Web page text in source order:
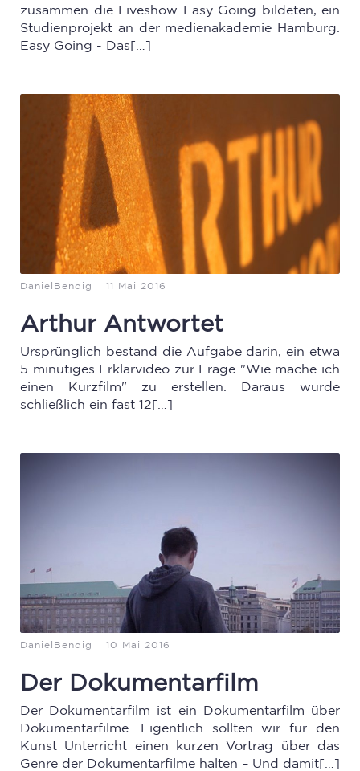
zusammen die Liveshow Easy Going bildeten, ein
Studienprojekt an der medienakademie Hamburg.
Easy Going - Das[…]
DanielBendig - 11 Mai 2016 -
Arthur Antwortet
Ursprünglich bestand die Aufgabe darin, ein etwa
5 minütiges Erklärvideo zur Frage "Wie mache ich
einen Kurzfilm" zu erstellen. Daraus wurde
schließlich ein fast 12[…]
DanielBendig - 10 Mai 2016 -
Der Dokumentarfilm
Der Dokumentarfilm ist ein Dokumentarfilm über
Dokumentarfilme. Eigentlich sollten wir für den
Kunst Unterricht einen kurzen Vortrag über das
Genre der Dokumentarfilme halten – Und damit[…]